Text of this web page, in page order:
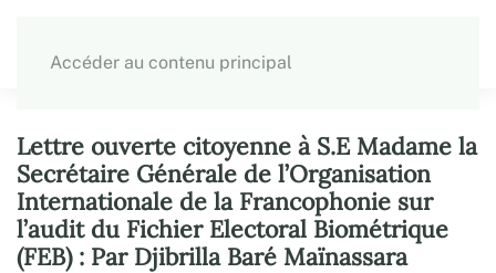
Accéder au contenu principal
Lettre ouverte citoyenne à S.E Madame la
Secrétaire Générale de l’Organisation
Internationale de la Francophonie sur
l’audit du Fichier Electoral Biométrique
(FEB) : Par Djibrilla Baré Maïnassara